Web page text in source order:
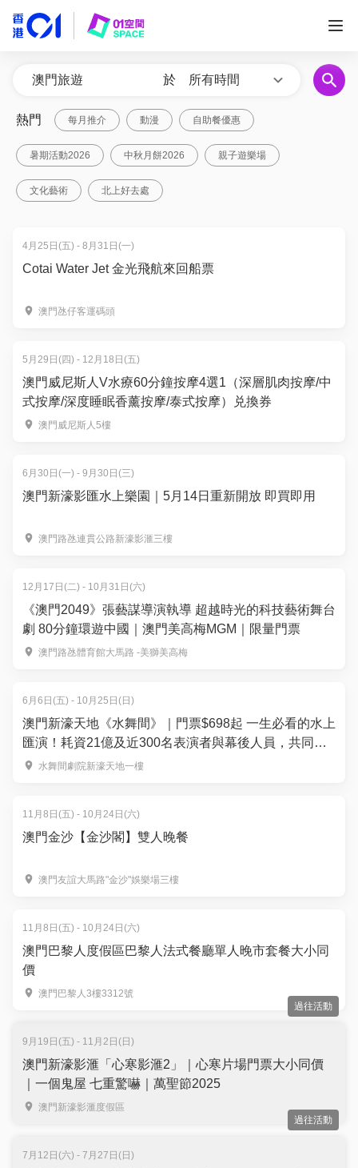
於 所有時間
熱門 每月推介 動漫 自助餐優惠
暑期活動2026 中秋月餅2026 親子遊樂場
文化藝術 北上好去處
4月25日(五) - 8月31日(一)
Cotai Water Jet 金光飛航來回船票
澳門氹仔客運碼頭
5月29日(四) - 12月18日(五)
澳門威尼斯人V水療60分鐘按摩4選1（深層肌肉按摩/中
式按摩/深度睡眠香薰按摩/泰式按摩）兑換券
澳門威尼斯人5樓
6月30日(一) - 9月30日(三)
澳門新濠影匯水上樂園｜5月14日重新開放 即買即用
澳門路氹連貫公路新濠影滙三樓
12月17日(二) - 10月31日(六)
《澳門2049》張藝謀導演執導 超越時光的科技藝術舞台
劇 80分鐘環遊中國｜澳門美高梅MGM｜限量門票
澳門路氹體育館大馬路 -美獅美高梅
6月6日(五) - 10月25日(日)
澳門新濠天地《水舞間》｜門票$698起 一生必看的水上
匯演！耗資21億及近300名表演者與幕後人員，共同打
造世界級舞台ｘ夢幻水特技
水舞間劇院新濠天地一樓
11月8日(五) - 10月24日(六)
澳門金沙【金沙閣】雙人晚餐
澳門友誼大馬路"金沙"娛樂場三樓
11月8日(五) - 10月24日(六)
澳門巴黎人度假區巴黎人法式餐廳單人晚市套餐大小同
價
澳門巴黎人3樓3312號
過往活動
9月19日(五) - 11月2日(日)
澳門新濠影滙「心寒影滙2」｜心寒片場門票大小同價
｜一個鬼屋 七重驚嚇｜萬聖節2025
澳門新濠影滙度假區
過往活動
7月12日(六) - 7月27日(日)